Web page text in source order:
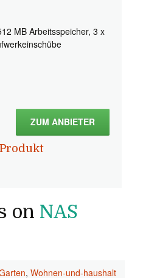
MB Arbeitsspeicher, 3 x
ZUM ANBIETER
on NAS
, Wohnen-und-haushalt